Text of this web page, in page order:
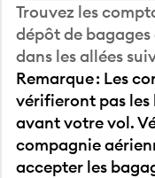
Trouvez les
dépôt de
dans les allées
Remarque : Les
vérifieront pas
avant votre vol.
compagnie
accepter les